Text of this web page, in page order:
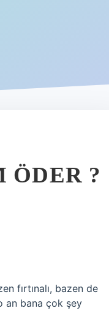
?
fırtınalı, bazen de
an bana çok şey